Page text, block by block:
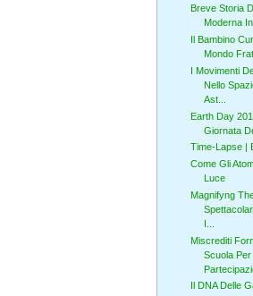
Breve Storia
Moderna
Il Bambino
Mondo
I Movimenti
Nello
Ast...
Earth Day
Giornata
Time-Lapse |
Come Gli
Luce
Magnifyng
I...
Miscrediti
Scuola Per
Il DNA Delle